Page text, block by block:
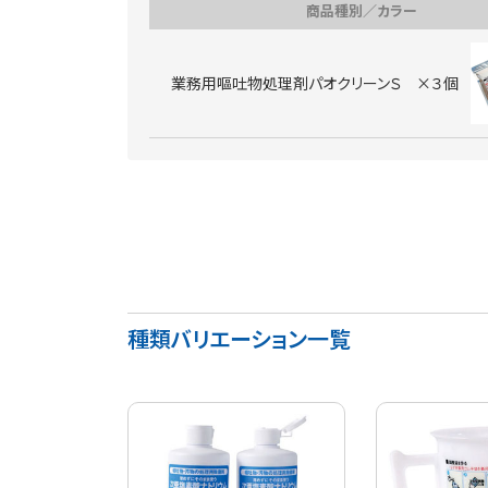
商品種別／カラー
業務用嘔吐物処理剤パオクリーンＳ ×３個
種類バリエーション一覧